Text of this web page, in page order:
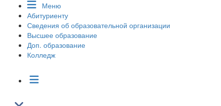
Меню
Абитуриенту
Сведения об образовательной организации
Высшее образование
Доп. образование
Колледж